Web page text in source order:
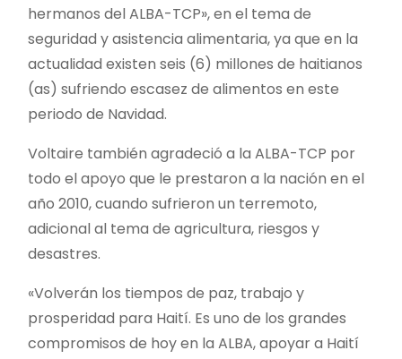
hermanos del ALBA-TCP», en el tema de
seguridad y asistencia alimentaria, ya que en la
actualidad existen seis (6) millones de haitianos
(as) sufriendo escasez de alimentos en este
periodo de Navidad.
Voltaire también agradeció a la ALBA-TCP por
todo el apoyo que le prestaron a la nación en el
año 2010, cuando sufrieron un terremoto,
adicional al tema de agricultura, riesgos y
desastres.
«Volverán los tiempos de paz, trabajo y
prosperidad para Haití. Es uno de los grandes
compromisos de hoy en la ALBA, apoyar a Haití